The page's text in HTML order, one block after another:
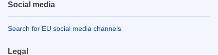
Social media
Search for EU social media channels
Legal